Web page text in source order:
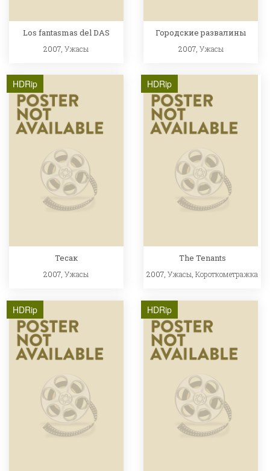
Los fantasmas del DAS
2007,Ужасы
Городские развалины
2007, Ужасы
HDRip
Тесак
2007,Ужасы
HDRip
The Tenants
2007,Ужасы,Короткометражка
HDRip HDRip